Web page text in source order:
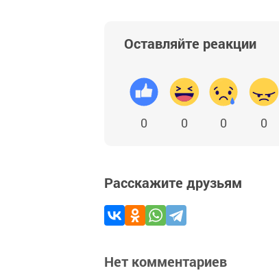
Оставляйте реакции
0 0 0 0
Расскажите друзьям
Нет комментариев